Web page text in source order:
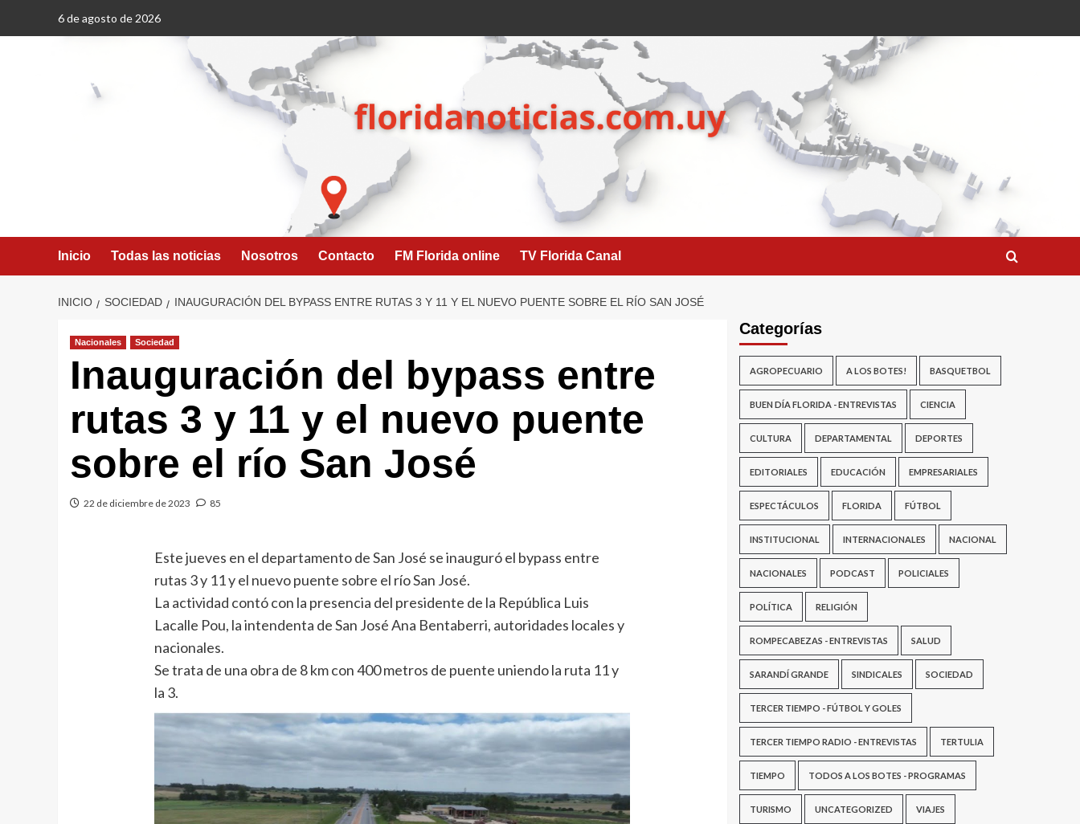
6 de agosto de 2026
Inicio Todas las noticias Nosotros Contacto FM Florida online TV Florida Canal
INICIO SOCIEDAD INAUGURACIÓN DEL BYPASS ENTRE RUTAS 3 Y 11 Y EL NUEVO PUENTE SOBRE EL RÍO SAN JOSÉ
Nacionales Sociedad
Inauguración del bypass entre
rutas 3 y 11 y el nuevo puente
sobre el río San José
22 de diciembre de 2023 85
Este jueves en el departamento de San José se inauguró el bypass entre
rutas 3 y 11 y el nuevo puente sobre el río San José.
La actividad contó con la presencia del presidente de la República Luis
Lacalle Pou, la intendenta de San José Ana Bentaberri, autoridades locales y
nacionales.
Se trata de una obra de 8 km con 400 metros de puente uniendo la ruta 11 y
la 3.
Categorías
AGROPECUARIO A LOS BOTES! BASQUETBOL
BUEN DÍA FLORIDA - ENTREVISTAS CIENCIA
CULTURA DEPARTAMENTAL DEPORTES
EDITORIALES EDUCACIÓN EMPRESARIALES
ESPECTÁCULOS FLORIDA FÚTBOL
INSTITUCIONAL INTERNACIONALES NACIONAL
NACIONALES PODCAST POLICIALES
POLÍTICA RELIGIÓN
ROMPECABEZAS - ENTREVISTAS SALUD
SARANDÍ GRANDE SINDICALES SOCIEDAD
TERCER TIEMPO - FÚTBOL Y GOLES
TERCER TIEMPO RADIO - ENTREVISTAS TERTULIA
TIEMPO TODOS A LOS BOTES - PROGRAMAS
TURISMO UNCATEGORIZED VIAJES